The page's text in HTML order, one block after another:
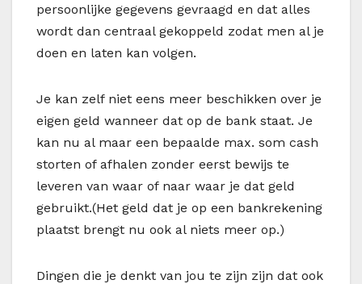
persoonlijke gegevens gevraagd en dat alles
wordt dan centraal gekoppeld zodat men al je
doen en laten kan volgen.
Je kan zelf niet eens meer beschikken over je
eigen geld wanneer dat op de bank staat. Je
kan nu al maar een bepaalde max. som cash
storten of afhalen zonder eerst bewijs te
leveren van waar of naar waar je dat geld
gebruikt.(Het geld dat je op een bankrekening
plaatst brengt nu ook al niets meer op.)
Dingen die je denkt van jou te zijn zijn dat ook